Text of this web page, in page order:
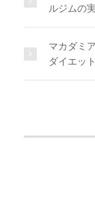
ルジムの
マカダミ
ダイエッ